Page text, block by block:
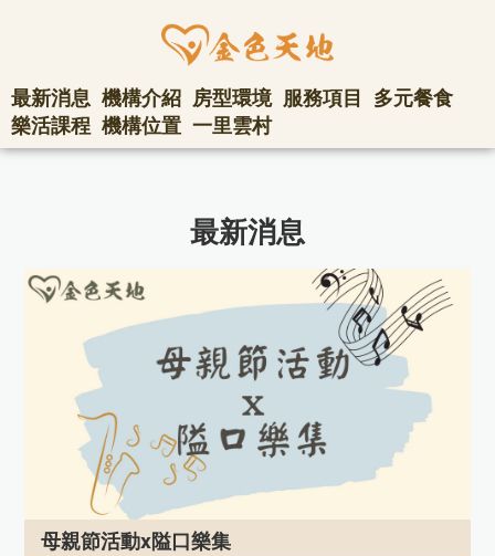
最新消息 機構介紹 房型環境 服務項目 多元餐食
樂活課程 機構位置 一里雲村
最新消息
母親節活動x隘口樂集